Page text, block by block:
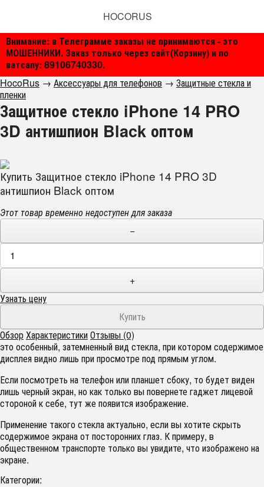
Внимание: в Телеграмме заказы не принимаются - это
МОШЕННИКИ. Заказ только через сайт(Корзину) и по
ватсапу: 89106740330.
HOCORUS
HocoRus → Аксессуары для телефонов → Защитные стекла и
пленки
Защитное стекло iPhone 14 PRO
3D антишпион Black оптом
Купить Защитное стекло iPhone 14 PRO 3D
антишпион Black оптом
Этот товар временно недоступен для заказа
−
+
Узнать цену
ОбзорХарактеристикиОтзывы (0)
это особенный, затемненный вид стекла, при котором содержимое
дисплея видно лишь при просмотре под прямым углом.
Если посмотреть на телефон или планшет сбоку, то будет виден
лишь черный экран, но как только вы повернете гаджет лицевой
стороной к себе, тут же появится изображение.
Применение такого стекла актуально, если вы хотите скрыть
содержимое экрана от посторонних глаз. К примеру, в
общественном транспорте только вы увидите, что изображено на
экране.
Категории: